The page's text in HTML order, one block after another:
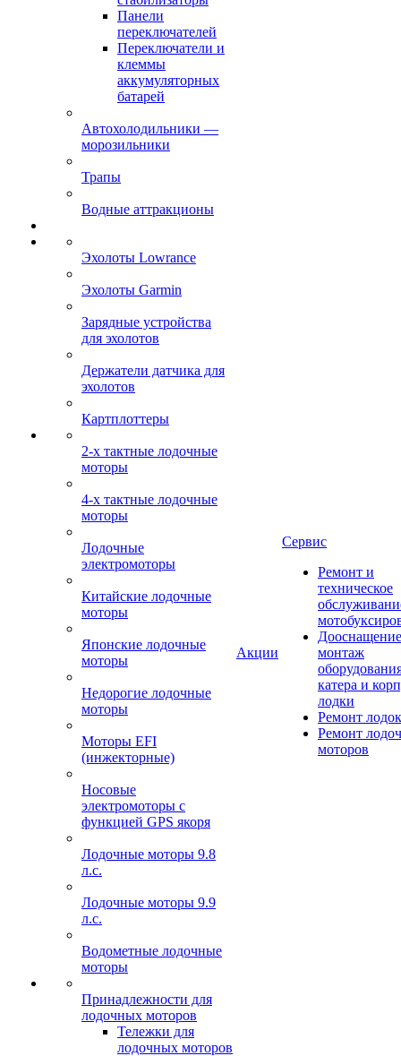
Панели
переключателей
Переключатели и
клеммы
аккумуляторных
батарей
Автохолодильники —
морозильники
Трапы
Водные аттракционы
Эхолоты Lowrance
Эхолоты Garmin
Зарядные устройства
для эхолотов
Держатели датчика для
эхолотов
Картплоттеры
2-х тактные лодочные
моторы
4-х тактные лодочные
моторы
Лодочные
электромоторы
Китайские лодочные
моторы
Японские лодочные
моторы
Недорогие лодочные
моторы
Моторы EFI
(инжекторные)
Носовые
электромоторы с
функцией GPS якоря
Лодочные моторы 9.8
л.с.
Лодочные моторы 9.9
л.с.
Водометные лодочные
моторы
Принадлежности для
лодочных моторов
Тележки для
лодочных моторов
Акции
Сервис
Ремонт и
техническое
монтаж
катера и
лодки
Ремонт
Ремонт
моторов